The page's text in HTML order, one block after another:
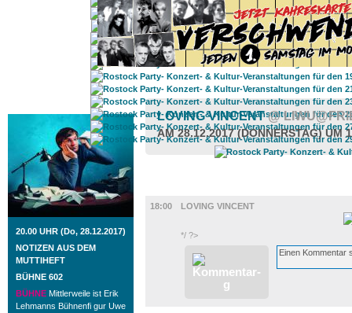
ROSTOCK TAGESTIPP
20.00 UHR (Do, 28.12.2017)
NOTIZEN AUS DEM
MUTTIHEFT
BÜHNE 602
BÜHNE Mittlerweile ist Erik
Lehmanns Bühnenfi gur Uwe
LOVING VINCENT@
AM 28.12.2017 (DONNERSTAG) UM
18:00
LOVING VINCENT
*/ ?>